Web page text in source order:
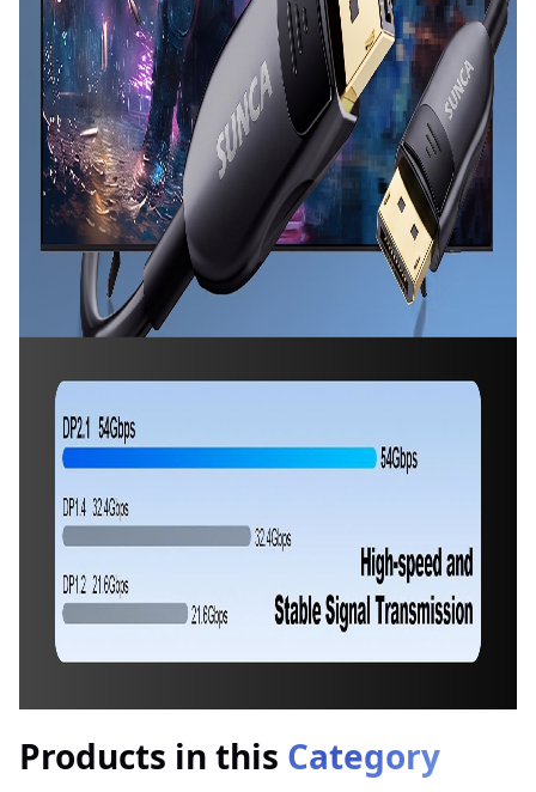
Products in this Category